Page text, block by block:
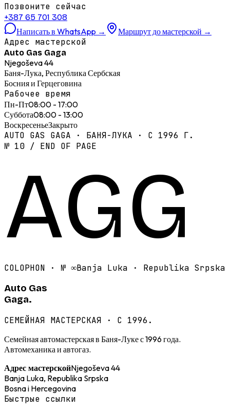
Позвоните сейчас
+387 65 701 308
Написать в WhatsApp → Маршрут до мастерской →
Адрес мастерской
Auto Gas Gaga
Njegoševa 44
Баня-Лука, Республика Сербская
Босния и Герцеговина
Рабочее время
Пн-Пт08:00 - 17:00
Суббота08:00 - 13:00
ВоскресеньеЗакрыто
AUTO GAS GAGA · БАНЯ-ЛУКА · С 1996 Г.
№ 10 / END OF PAGE
AGG
COLOPHON · № ∞Banja Luka · Republika Srpska
Auto Gas
Gaga.
СЕМЕЙНАЯ МАСТЕРСКАЯ · С 1996.
Семейная автомастерская в Баня-Луке с 1996 года.
Автомеханика и автогаз.
Адрес мастерскойNjegoševa 44
Banja Luka, Republika Srpska
Bosna i Hercegovina
Быстрые ссылки